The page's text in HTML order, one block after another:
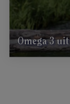
Omega 3